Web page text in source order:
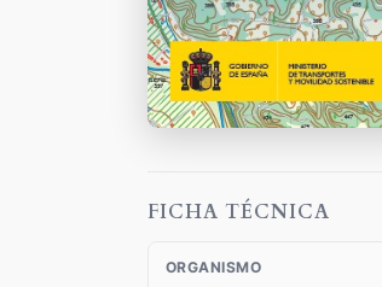
FICHA TÉCNICA
ORGANISMO